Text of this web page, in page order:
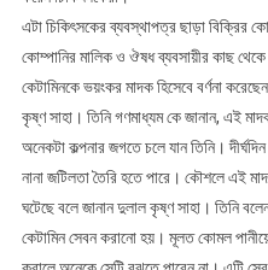
এটা চিকিৎসকের ব্যবস্থাপত্র ছাড়া
কোম্পানির মালিক ও ঔষধ ব্যবসায়ীর কাছ
কেটামিনকে ভয়ংকর মাদক হিসেবে বর্ণনা
কৃষ্ণ সাহা। তিনি গণমাধ্যম কে জানান, এই
অনেকটা কল্পনার জগতে চলে যান তিনি।
নানা জটিলতা তৈরি হতে পারে। কৌশলে এই
ঘটেছে বলে জানান দুলাল কৃষ্ণ সাহা। তিনি
কেটামিন সেবন করানো হয়। মূলত কোমল